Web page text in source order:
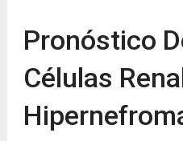
Pronóstico
Células